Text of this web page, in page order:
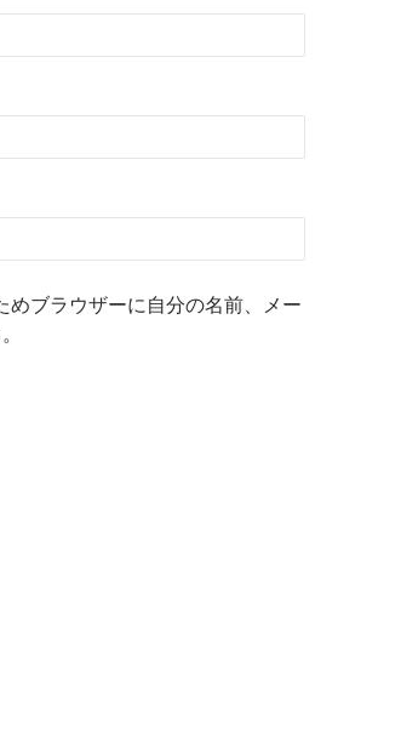
めブラウザーに自分の名前、メー